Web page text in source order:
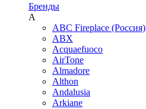
Бренды
A
ABC Fireplace (Россия)
ABX
Acquaefuoco
AirTone
Almadore
Althon
Andalusia
Arkiane